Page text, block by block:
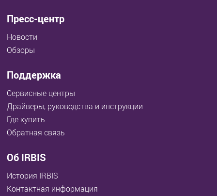
Пресс-центр
Новости
Обзоры
Поддержка
Сервисные центры
Драйверы, руководства и инструкции
Где купить
Обратная связь
Об IRBIS
История IRBIS
Контактная информация